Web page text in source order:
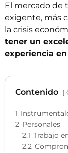
El mercado de
exigente, más
la crisis
tener un
experiencia
Contenido
1
2 Personales
2.1 Trabajo
2.2